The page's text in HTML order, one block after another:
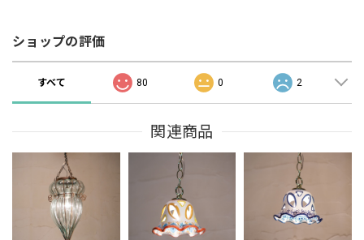
ショップの評価
すべて 80 0 2
関連商品